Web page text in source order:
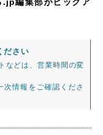
ださい
などは、営業時間の変
情報をご確認くださ